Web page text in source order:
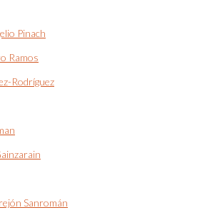
Pinach
Ramos
Rodríguez
Sanromán